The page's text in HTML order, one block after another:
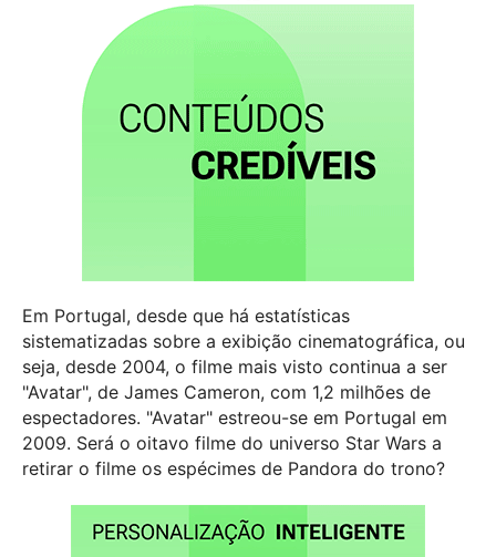
Em Portugal, desde que há estatísticas
sistematizadas sobre a exibição cinematográfica, ou
seja, desde 2004, o filme mais visto continua a ser
"Avatar", de James Cameron, com 1,2 milhões de
espectadores. "Avatar" estreou-se em Portugal em
2009. Será o oitavo filme do universo Star Wars a
retirar o filme os espécimes de Pandora do trono?